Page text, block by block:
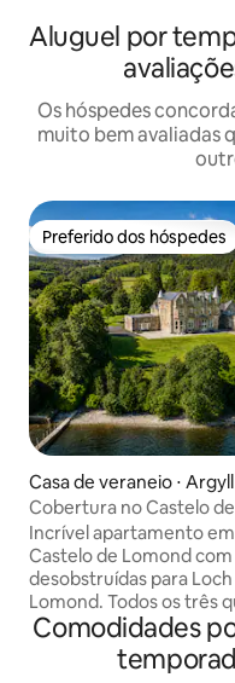
Aluguel por
Os hóspedes
muito bem avaliadas
Preferido dos hóspedes
Preferido dos hóspedes
Casa de veraneio ⋅
d Bute Council
Cobertura no Castelo
quartos e vista
Incrível apartamento
Castelo de Lomond
desobstruídas para
Lomond. Todos os três quartos são
suítes com chuveiros
de luxo, colchões,
egípcio de alta
Comodidades